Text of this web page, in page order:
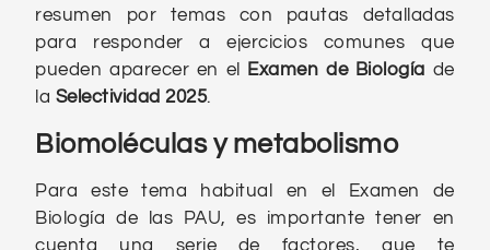
resumen por temas con pautas detalladas
para responder a ejercicios comunes que
pueden aparecer en el
Examen de Biología de
la Selectividad 2025.
Biomoléculas y metabolismo
Para este tema habitual en el Examen de
Biología de las PAU, es importante tener en
cuenta una serie de factores, que te